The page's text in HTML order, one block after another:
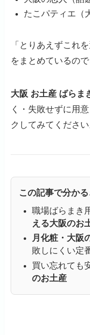
たこパティエ（
「とりあえずこれ
をまとめているの
大阪 お土産 ばらま
く・失敗せずに用
クしてみてください
この記事で分かる
職場ばらまき
える大阪のお
月化粧・大阪
敗しにくい定
買い忘れても
のお土産